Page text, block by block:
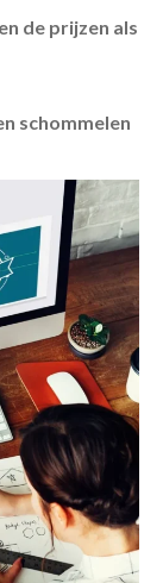
de prijzen als
schommelen